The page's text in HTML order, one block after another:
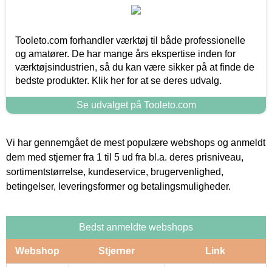
Tooleto.com forhandler værktøj til både professionelle
og amatører. De har mange års ekspertise inden for
værktøjsindustrien, så du kan være sikker på at finde de
bedste produkter. Klik her for at se deres udvalg.
Se udvalget på Tooleto.com
Vi har gennemgået de mest populære webshops og anmeldt
dem med stjerner fra 1 til 5 ud fra bl.a. deres prisniveau,
sortimentstørrelse, kundeservice, brugervenlighed,
betingelser, leveringsformer og betalingsmuligheder.
Bedst anmeldte webshops
Webshop Stjerner Link